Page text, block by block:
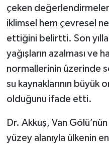
çeken
iklimsel hem çevresel
ettiğini belirtti. Son
yağışların azalması ve
normallerinin üzerinde
su kaynaklarının büyük
olduğunu ifade etti.
Dr. Akkuş, Van
yüzey alanıyla ülkenin